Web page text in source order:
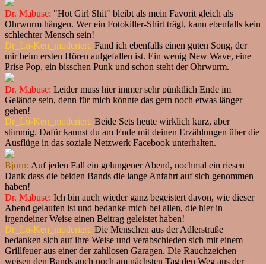
Dr. Mabuse: "Hot Girl Shit" bleibt als mein Favorit gleich als
Ohrwurm hängen. Wer ein Fotokiller-Shirt trägt, kann ebenfalls kein
schlechter Mensch sein!
Dr_Lü-Ken_moderiert: Fand ich ebenfalls einen guten Song, der
mir beim ersten Hören aufgefallen ist. Ein wenig New Wave, eine
Prise Pop, ein bisschen Punk und schon steht der Ohrwurm.
Dr. Mabuse: Leider muss hier immer sehr pünktlich Ende im
Gelände sein, denn für mich könnte das gern noch etwas länger
gehen!
Dr_Lü-Ken_moderiert: Beide Sets heute wirklich kurz, aber
stimmig. Dafür kannst du am Ende mit deinen Erzählungen über die
Ausflüge in das soziale Netzwerk Facebook unterhalten.
Björn: Auf jeden Fall ein gelungener Abend, nochmal ein riesen
Dank dass die beiden Bands die lange Anfahrt auf sich genommen
haben!
Dr. Mabuse: Ich bin auch wieder ganz begeistert davon, wie dieser
Abend gelaufen ist und bedanke mich bei allen, die hier in
irgendeiner Weise einen Beitrag geleistet haben!
Dr_Lü-Ken_moderiert: Die Menschen aus der Adlerstraße
bedanken sich auf ihre Weise und verabschieden sich mit einem
Grillfeuer aus einer der zahllosen Garagen. Die Rauchzeichen
weisen den Bands auch noch am nächsten Tag den Weg aus der